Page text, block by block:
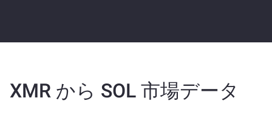
XMR から SOL 市場データ